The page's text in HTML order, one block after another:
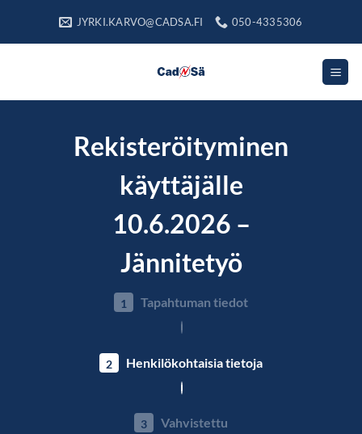
JYRKI.KARVO@CADSA.FI 050-4335306
Rekisteröityminen
käyttäjälle
10.6.2026 –
Jännitetyö
1 Tapahtuman tiedot
2 Henkilökohtaisia ​​tietoja
3 Vahvistettu